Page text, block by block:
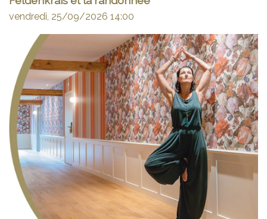
vendredi, 25/09/2026 14:00